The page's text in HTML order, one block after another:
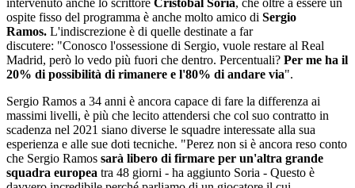
intervenuto anche lo scrittore Cristobal Soria, che oltre a essere un
ospite fisso del programma è anche molto amico di Sergio
Ramos. L'indiscrezione è di quelle destinate a far
discutere: "Conosco l'ossessione di Sergio, vuole restare al Real
Madrid, però lo vedo più fuori che dentro. Percentuali? Per me ha il
20% di possibilità di rimanere e l'80% di andare via".
Sergio Ramos a 34 anni è ancora capace di fare la differenza ai
massimi livelli, è più che lecito attendersi che col suo contratto in
scadenza nel 2021 siano diverse le squadre interessate alla sua
esperienza e alle sue doti tecniche. "Perez non si è ancora reso conto
che Sergio Ramos sarà libero di firmare per un'altra grande
squadra europea tra 48 giorni - ha aggiunto Soria - Questo è